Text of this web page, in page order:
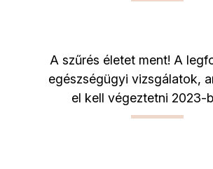
A szűrés életet ment! A
egészségügyi vizsgálatok,
el kell végeztetni 2023-